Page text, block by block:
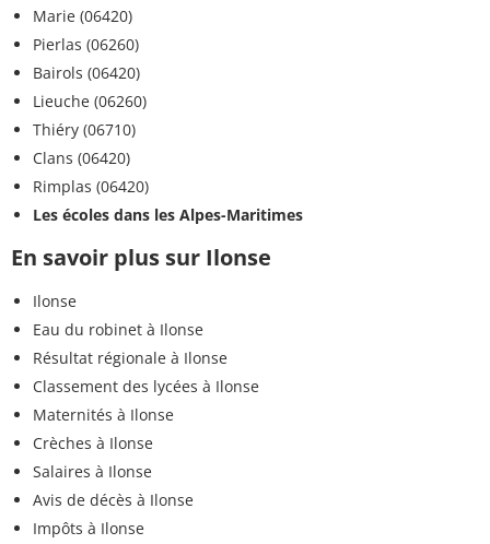
Marie (06420)
Pierlas (06260)
Bairols (06420)
Lieuche (06260)
Thiéry (06710)
Clans (06420)
Rimplas (06420)
Les écoles dans les Alpes-Maritimes
En savoir plus sur Ilonse
Ilonse
Eau du robinet à Ilonse
Résultat régionale à Ilonse
Classement des lycées à Ilonse
Maternités à Ilonse
Crèches à Ilonse
Salaires à Ilonse
Avis de décès à Ilonse
Impôts à Ilonse